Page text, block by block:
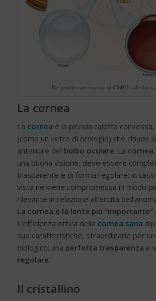
Per gentile concessione di CAMO – dr.
La cornea
La cornea è la piccola calotta
(come un vetro di orologio) che chiude
anteriore del bulbo oculare. La cornea
una buona visione, deve essere
trasparente e di forma regolare; in
vista ne viene compromessa in modo
rilevante in relazione all’entità
La cornea è la lente più “importante”
L’efficienza ottica della cornea sana
sue caratteristiche, straordinarie per
biologico: una perfetta trasparenza e
regolare.
Il cristallino